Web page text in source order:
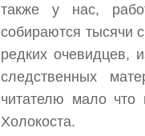
также у нас,
собираются тысячи
редких очевидцев,
следственных
читателю мало что
Холокоста.